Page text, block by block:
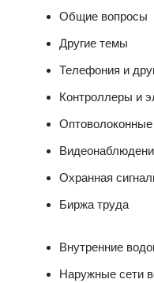
Общие вопросы
Другие темы
Телефония и
Контроллеры и
Охранная
Биржа труда
Внутренние
Наружные сети